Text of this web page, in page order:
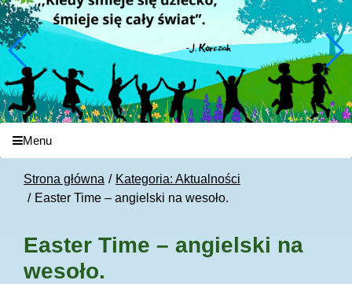
Menu
Strona główna
Kategoria: Aktualności
Easter Time – angielski na wesoło.
Easter Time – angielski na
wesoło.